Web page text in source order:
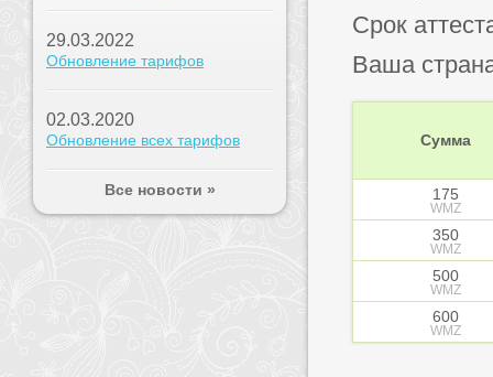
29.03.2022
Обновление тарифов
02.03.2020
Обновление всех тарифов
Все новости »
Срок
Ваша
Сумма
175
WMZ
350
WMZ
500
WMZ
600
WMZ